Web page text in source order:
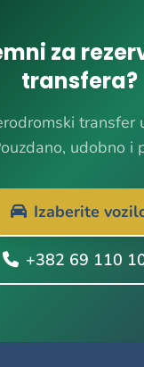
za
transfera?
transfer
udobno i
Izaberite
+382 69 110